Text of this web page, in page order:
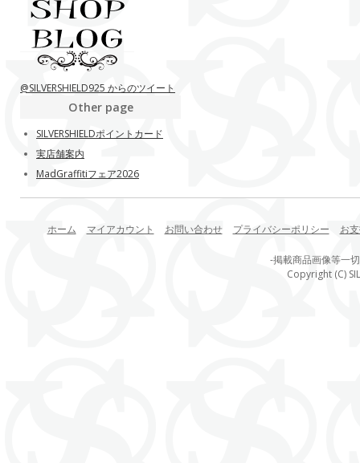
@SILVERSHIELD925 からのツイート
Other page
SILVERSHIELDポイントカード
実店舗案内
MadGraffitiフェア2026
ホーム マイアカウント お問い合わせ プライバシーポリシー お
-掲載商品画像等一
Copyright (C)